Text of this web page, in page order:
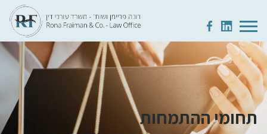
תחומי ההתמחות